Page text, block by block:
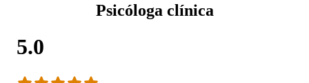
Psicóloga clínica
5.0